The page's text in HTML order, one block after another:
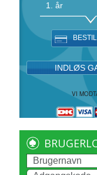
1. år
INDLØS
VI